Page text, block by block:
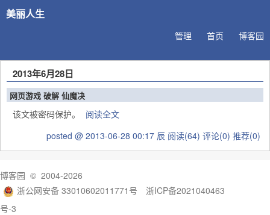
美丽人生
博客园
首页
管理
2013年6月28日
网页游戏 破解 仙魔决
该文被密码保护。
阅读全文
posted @ 2013-06-28 00:17 辰 阅读(64) 评论(0) 推荐(0)
博客园 © 2004-2026
浙公网安备 33010602011771号
浙ICP备2021040463
号-3